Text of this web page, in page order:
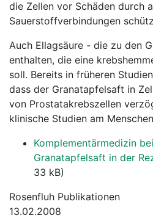
die Zellen vor Schäden durch
Sauerstoffverbindungen
Auch Ellagsäure - die zu den
enthalten, die eine
soll. Bereits in früheren
dass der Granatapfelsaft in
von Prostatakrebszellen
klinische Studien am
Komplementärmedizin
Granatapfelsaft in der
33 kB)
Rosenfluh Publikationen
13.02.2008